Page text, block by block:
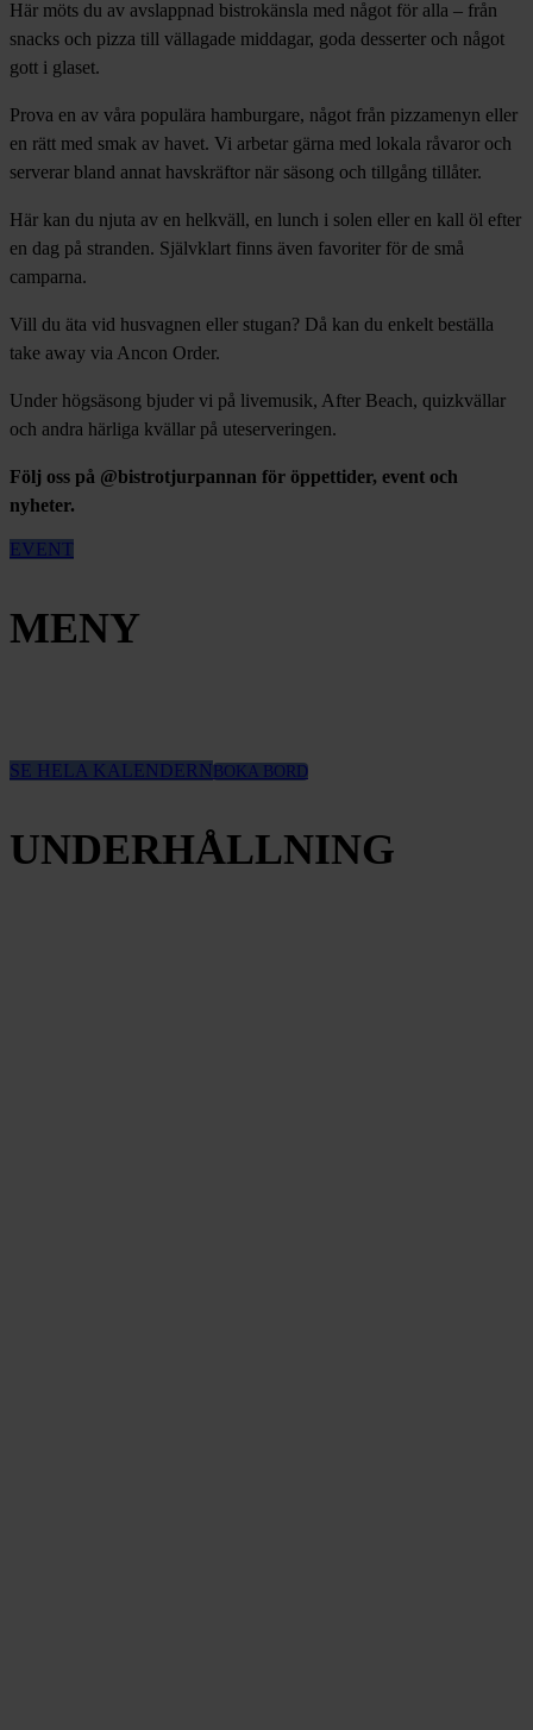
Här möts du av avslappnad bistrokänsla med något för alla – från
snacks och pizza till vällagade middagar, goda desserter och något
gott i glaset.
Prova en av våra populära hamburgare, något från pizzamenyn eller
en rätt med smak av havet. Vi arbetar gärna med lokala råvaror och
serverar bland annat havskräftor när säsong och tillgång tillåter.
Här kan du njuta av en helkväll, en lunch i solen eller en kall öl efter
en dag på stranden. Självklart finns även favoriter för de små
camparna.
Vill du äta vid husvagnen eller stugan? Då kan du enkelt beställa
take away via Ancon Order.
Under högsäsong bjuder vi på livemusik, After Beach, quizkvällar
och andra härliga kvällar på uteserveringen.
Följ oss på @bistrotjurpannan för öppettider, event och
nyheter.
EVENT
MENY
SE HELA KALENDERN BOKA BORD
UNDERHÅLLNING